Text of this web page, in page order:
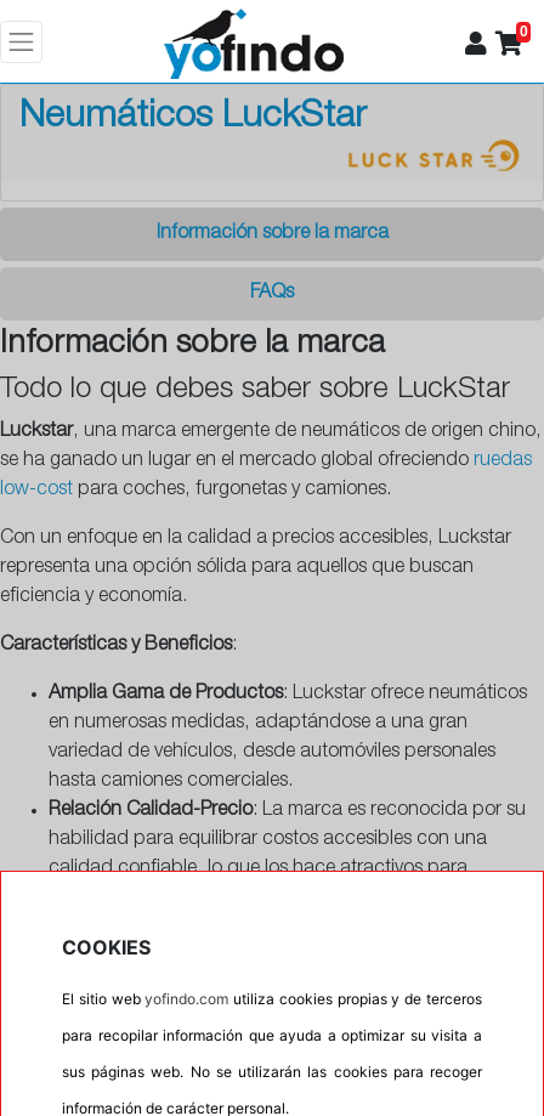
0
Neumáticos LuckStar
Información sobre la marca
FAQs
Información sobre la marca
Todo lo que debes saber sobre LuckStar
Luckstar, una marca emergente de neumáticos de origen chino,
se ha ganado un lugar en el mercado global ofreciendo ruedas
low-cost para coches, furgonetas y camiones.
Con un enfoque en la calidad a precios accesibles, Luckstar
representa una opción sólida para aquellos que buscan
eficiencia y economía.
Características y Beneficios:
Amplia Gama de Productos: Luckstar ofrece neumáticos
en numerosas medidas, adaptándose a una gran
variedad de vehículos, desde automóviles personales
hasta camiones comerciales.
Relación Calidad-Precio: La marca es reconocida por su
habilidad para equilibrar costos accesibles con una
calidad confiable, lo que los hace atractivos para
desarrollo (I+D) para mejorar continuamente la calidad y el
Compromiso Ambiental : Consciente de su impacto en el
medio ambiente, Luckstar trabaja para desarrollar
productos que sean más ecológicos y sostenibles.
COOKIES
El sitio webyofindo.com utiliza cookies propias y de terceros
para recopilar información que ayuda a optimizar su visita a
sus páginas web. No se utilizarán las cookies para recoger
información de carácter personal.